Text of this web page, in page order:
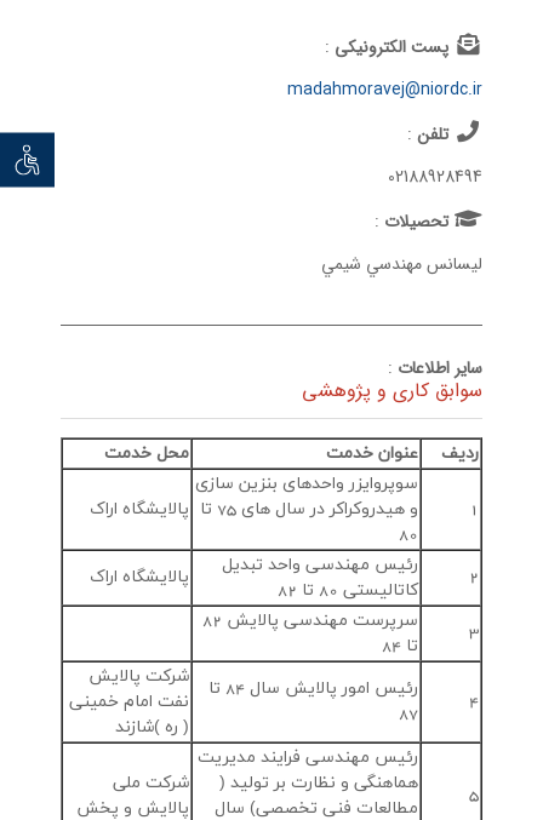
توان
پست الکترونیکی :
madahmoravej@niordc.ir
تلفن :
02188928494
تحصيلات :
ليسانس مهندسي شيمي
سایر اطلاعات :
سوابق کاری و پژوهشی
ردیف عنوان خدمت محل خدمت
1
سوپروايزر واحدهاي بنزين سازي
و هيدروكراكر در سال هاي 75 تا
80
پالایشگاه اراک
2
رئيس مهندسي واحد تبديل
كاتاليستي 80 تا 82
پالایشگاه اراک
3
سرپرست مهندسي پالايش 82
تا 84
4
رئيس امور پالايش سال 84 تا
87
شركت پالايش
نفت امام خميني
( ره )شازند
5
رئيس مهندسي فرايند مديريت
هماهنگي و نظارت بر توليد (
مطالعات فني تخصصي) سال
شركت ملي
پالايش و پخش